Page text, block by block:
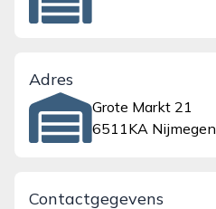
Adres
Grote Markt 21
6511KA Nijmegen
Contactgegevens